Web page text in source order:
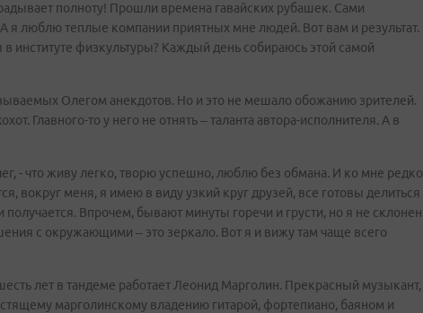
полноту! Прошли времена гавайских рубашек. Сами
я люблю теплые компании приятных мне людей. Вот вам и результат.
институте физкультуры? Каждый день собираюсь этой самой
Олегом анекдотов. Но и это не мешало обожанию зрителей.
Главного-то у него не отнять – таланта автора-исполнителя. А в
- что живу легко, творю успешно, люблю без обмана. И ко мне редко
вокруг меня, я имею в виду узкий круг друзей, все готовы делиться
Впрочем, бывают минуты горечи и грусти, но я не склонен
с окружающими – это зеркало. Вот я и вижу там чаще всего
лет в тандеме работает Леонид Марголин. Прекрасный музыкант,
марголинскому владению гитарой, фортепиано, баяном и